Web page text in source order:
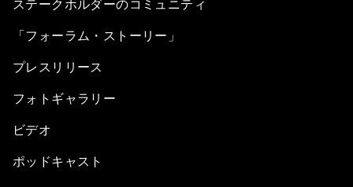
ステークホルダーのコミュニティ
「フォーラム・ストーリー」
プレスリリース
フォトギャラリー
ビデオ
ポッドキャスト